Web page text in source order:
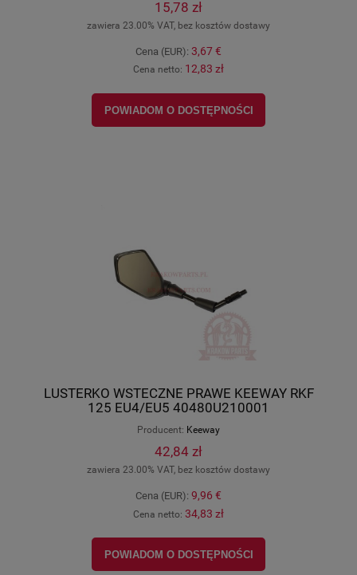
15,78 zł
zawiera 23.00% VAT, bez kosztów dostawy
Cena (EUR): 3,67 €
Cena netto: 12,83 zł
POWIADOM O DOSTĘPNOŚCI
LUSTERKO WSTECZNE PRAWE KEEWAY RKF
125 EU4/EU5 40480U210001
Producent: Keeway
42,84 zł
zawiera 23.00% VAT, bez kosztów dostawy
Cena (EUR): 9,96 €
Cena netto: 34,83 zł
POWIADOM O DOSTĘPNOŚCI